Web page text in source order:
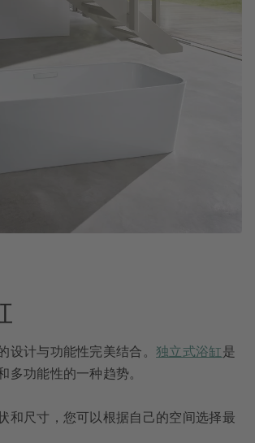
设计与功能性完美结合。独立式浴缸是
多功能性的一种趋势。
和尺寸，您可以根据自己的空间选择最